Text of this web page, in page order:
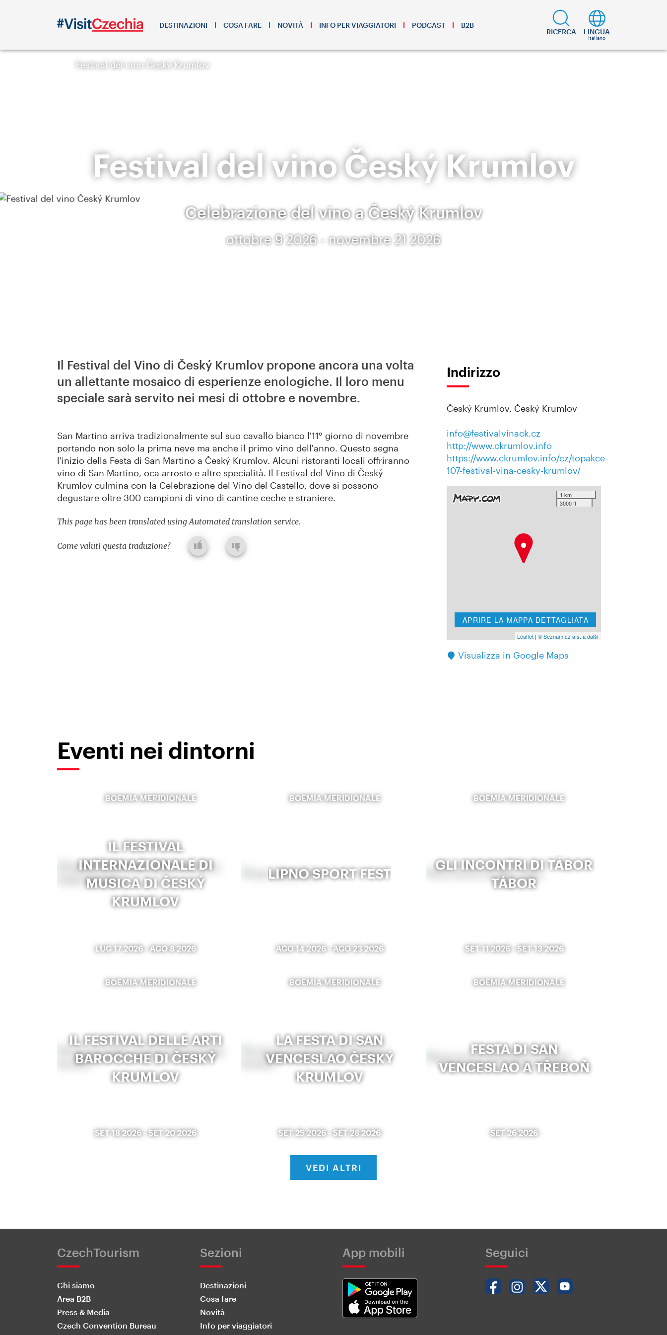
DESTINAZIONI COSA FARE NOVITÀ INFO PER VIAGGIATORI PODCAST B2B
RICERCA LINGUA
Italiano
Festival del vino Český Krumlov
Festival del vino Český Krumlov
Celebrazione del vino a Český Krumlov
ottobre 9 2026 - novembre 21 2026
Il Festival del Vino di Český Krumlov propone ancora una volta
un allettante mosaico di esperienze enologiche. Il loro menu
speciale sarà servito nei mesi di ottobre e novembre.
San Martino arriva tradizionalmente sul suo cavallo bianco l'11° giorno di novembre
portando non solo la prima neve ma anche il primo vino dell'anno. Questo segna
l'inizio della Festa di San Martino a Český Krumlov. Alcuni ristoranti locali offriranno
vino di San Martino, oca arrosto e altre specialità. Il Festival del Vino di Český
Krumlov culmina con la Celebrazione del Vino del Castello, dove si possono
degustare oltre 300 campioni di vino di cantine ceche e straniere.
This page has been translated using Automated translation service.
Come valuti questa traduzione?
Indirizzo
Český Krumlov, Český Krumlov
info@festivalvinack.cz
http://www.ckrumlov.info
https://www.ckrumlov.info/cz/topakce-
107-festival-vina-cesky-krumlov/
1 km
3000 ft
APRIRE LA MAPPA DETTAGLIATA
Leaflet| © Seznam.cz a.s. a další
Visualizza in Google Maps
Eventi nei dintorni
BOEMIA MERIDIONALE
IL FESTIVAL
INTERNAZIONALE DI
MUSICA DI ČESKÝ
KRUMLOV
LUG 17 2026- AGO 8 2026
BOEMIA MERIDIONALE
LIPNO SPORT FEST
AGO 14 2026- AGO 23 2026
BOEMIA MERIDIONALE
GLI INCONTRI DI TÁBOR
TÁBOR
SET 11 2026- SET 13 2026
BOEMIA MERIDIONALE
IL FESTIVAL DELLE ARTI
BAROCCHE DI ČESKÝ
KRUMLOV
SET 18 2026- SET 20 2026
BOEMIA MERIDIONALE
LA FESTA DI SAN
VENCESLAO ČESKÝ
KRUMLOV
SET 25 2026 SET 28 2026
BOEMIA MERIDIONALE
FESTA DI SAN
VENCESLAO A TŘEBOŇ
SET 26 2026
VEDI ALTRI
CzechTourism
Chi siamo
Area B2B
Press & Media
Czech Convention Bureau
Sezioni
Destinazioni
Cosa fare
Novità
Info per viaggiatori
App mobili Seguici